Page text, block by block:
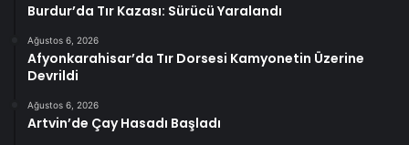
Burdur’da Tır Kazası: Sürücü Yaralandı
Ağustos 6, 2026
Afyonkarahisar’da Tır Dorsesi Kamyonetin Üzerine
Devrildi
Ağustos 6, 2026
Artvin’de Çay Hasadı Başladı